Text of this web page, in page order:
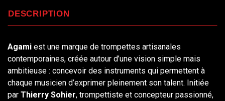
DESCRIPTION
Agami est une marque de trompettes artisanales
contemporaines, créée autour d’une vision simple mais
ambitieuse : concevoir des instruments qui permettent à
chaque musicien d’exprimer pleinement son talent. Initiée
par Thierry Sohier, trompettiste et concepteur passionné,